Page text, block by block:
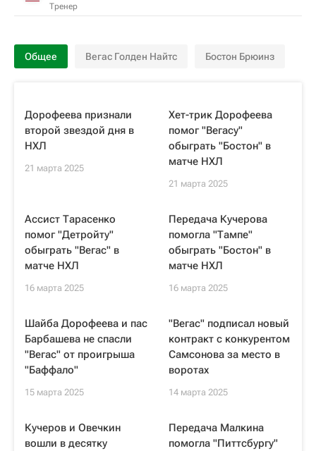
Тренер
Общее Вегас Голден Найтс Бостон Брюинз
Дорофеева признали
второй звездой дня в
НХЛ
21 марта 2025
Хет-трик Дорофеева
помог "Вегасу"
обыграть "Бостон" в
матче НХЛ
21 марта 2025
Ассист Тарасенко
помог "Детройту"
обыграть "Вегас" в
матче НХЛ
16 марта 2025
Передача Кучерова
помогла "Тампе"
обыграть "Бостон" в
матче НХЛ
16 марта 2025
Шайба Дорофеева и пас
Барбашева не спасли
"Вегас" от проигрыша
"Баффало"
15 марта 2025
"Вегас" подписал новый
контракт с конкурентом
Самсонова за место в
воротах
14 марта 2025
Кучеров и Овечкин
вошли в десятку
Передача Малкина
помогла "Питтсбургу"